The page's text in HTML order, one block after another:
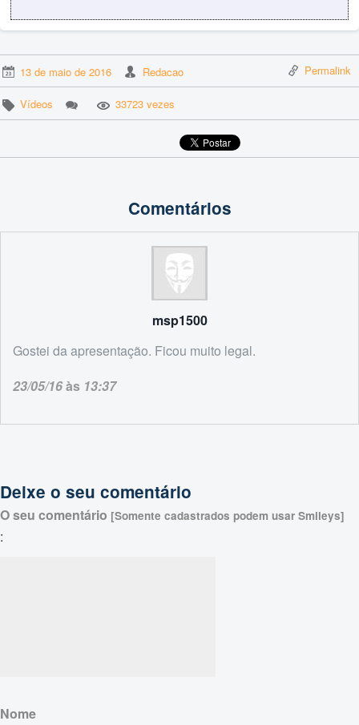
13 de maio de 2016 Redacao Permalink
Vídeos 33723 vezes
Comentários
msp1500
Gostei da apresentação. Ficou muito legal.
23/05/16às 13:37
Deixe o seu comentário
O seu comentário [Somente cadastrados podem usar Smileys]
:
Nome